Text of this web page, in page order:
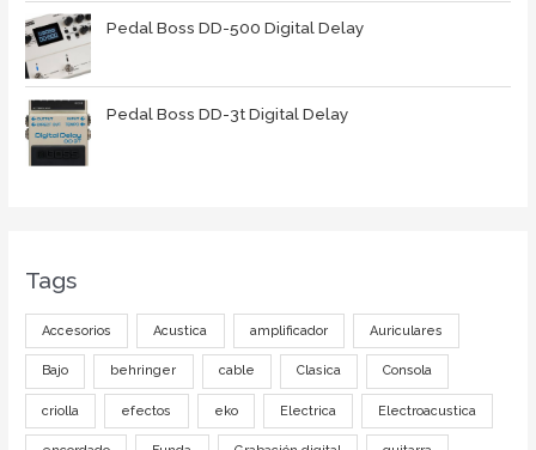
Pedal Boss DD-500 Digital Delay
Pedal Boss DD-3t Digital Delay
Tags
Accesorios Acustica amplificador Auriculares
Bajo behringer cable Clasica Consola
criolla efectos eko Electrica Electroacustica